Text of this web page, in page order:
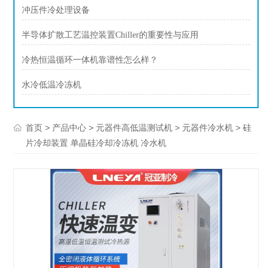
冲压件冷处理设备
半导体扩散工艺温控装置Chiller的重要性与应用
冷热恒温循环一体机靠谱性怎么样？
水冷低温冷冻机
首页 > 产品中心 > 元器件高低温测试机 > 元器件冷水机 > 硅
片冷却装置 单晶硅冷却冷冻机 冷水机